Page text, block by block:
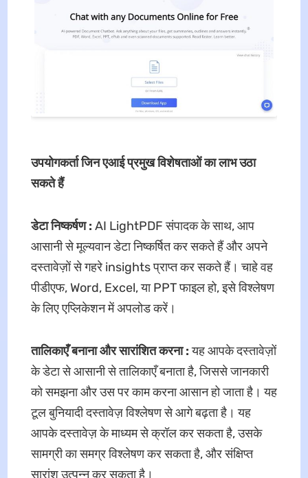
उपयोगकर्ता जिन एआई प्रमुख विशेषताओं का लाभ उठा
सकते हैं
डेटा निष्कर्षण : AI LightPDF संपादक के साथ, आप
आसानी से मूल्यवान डेटा निष्कर्षित कर सकते हैं और अपने
दस्तावेज़ों से गहरे insights प्राप्त कर सकते हैं। चाहे वह
पीडीएफ, Word, Excel, या PPT फाइल हो, इसे विश्लेषण
के लिए एप्लिकेशन में अपलोड करें।
तालिकाएँ बनाना और सारांशित करना :यह आपके दस्तावेज़ों
के डेटा से आसानी से तालिकाएँ बनाता है, जिससे जानकारी
को समझना और उस पर काम करना आसान हो जाता है। यह
टूल बुनियादी दस्तावेज़ विश्लेषण से आगे बढ़ता है। यह
आपके दस्तावेज़ के माध्यम से क्रॉल कर सकता है, उसके
सामग्री का समग्र विश्लेषण कर सकता है, और संक्षिप्त
सारांश उत्पन्न कर सकता है।